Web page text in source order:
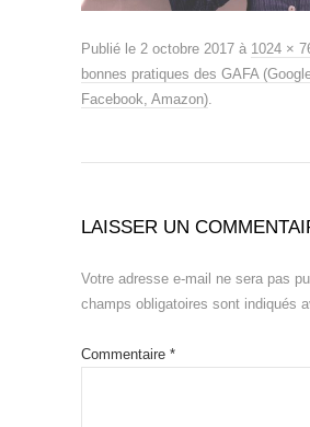
Publié le 2 octobre 2017 à 1024 ×
bonnes pratiques des GAFA
Facebook, Amazon).
LAISSER UN
Votre adresse e-mail ne sera pas
champs obligatoires sont indiqués
Commentaire *